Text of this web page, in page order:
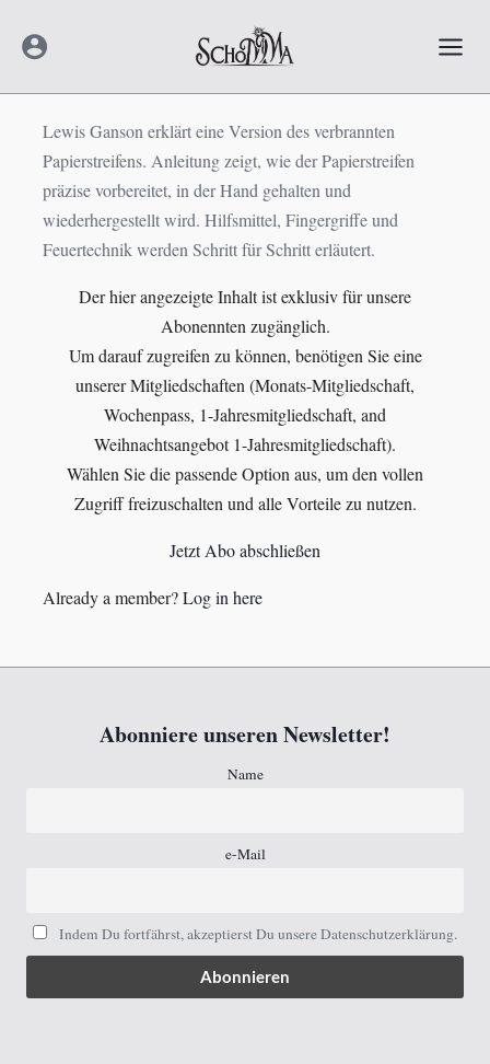
Inhalt
Lewis Ganson erklärt eine Version des verbrannten
Papierstreifens. Anleitung zeigt, wie der Papierstreifen
präzise vorbereitet, in der Hand gehalten und
wiederhergestellt wird. Hilfsmittel, Fingergriffe und
Feuertechnik werden Schritt für Schritt erläutert.
Der hier angezeigte Inhalt ist exklusiv für unsere
Abonennten zugänglich.
Um darauf zugreifen zu können, benötigen Sie eine
unserer Mitgliedschaften (Monats-Mitgliedschaft,
Wochenpass, 1-Jahresmitgliedschaft, and
Weihnachtsangebot 1-Jahresmitgliedschaft).
Wählen Sie die passende Option aus, um den vollen
Zugriff freizuschalten und alle Vorteile zu nutzen.
Jetzt Abo abschließen
Already a member?Log in here
Abonniere unseren Newsletter!
Name
e-Mail
Indem Du fortfährst, akzeptierst Du unsere Datenschutzerklärung.